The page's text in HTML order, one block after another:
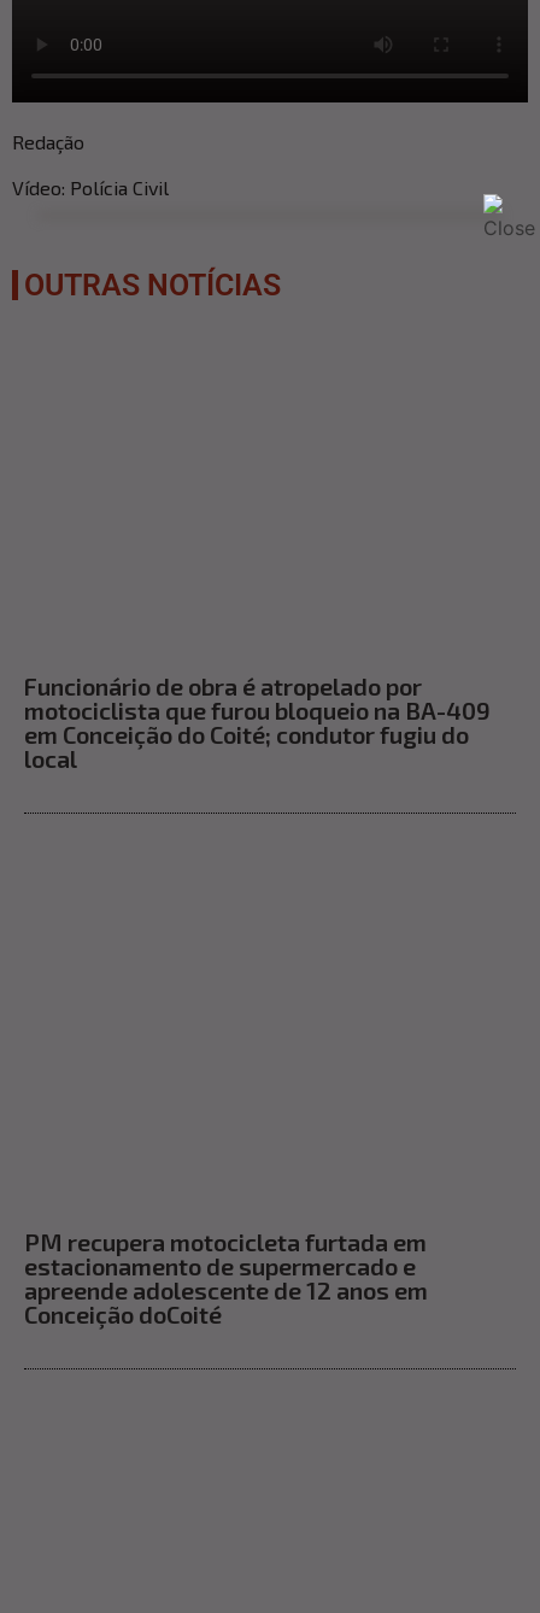
Redação
Vídeo: Polícia Civil
OUTRAS NOTÍCIAS
Funcionário de obra é atropelado por
motociclista que furou bloqueio na BA-409
em Conceição do Coité; condutor fugiu do
local
PM recupera motocicleta furtada em
estacionamento de supermercado e
apreende adolescente de 12 anos em
Conceição doCoité